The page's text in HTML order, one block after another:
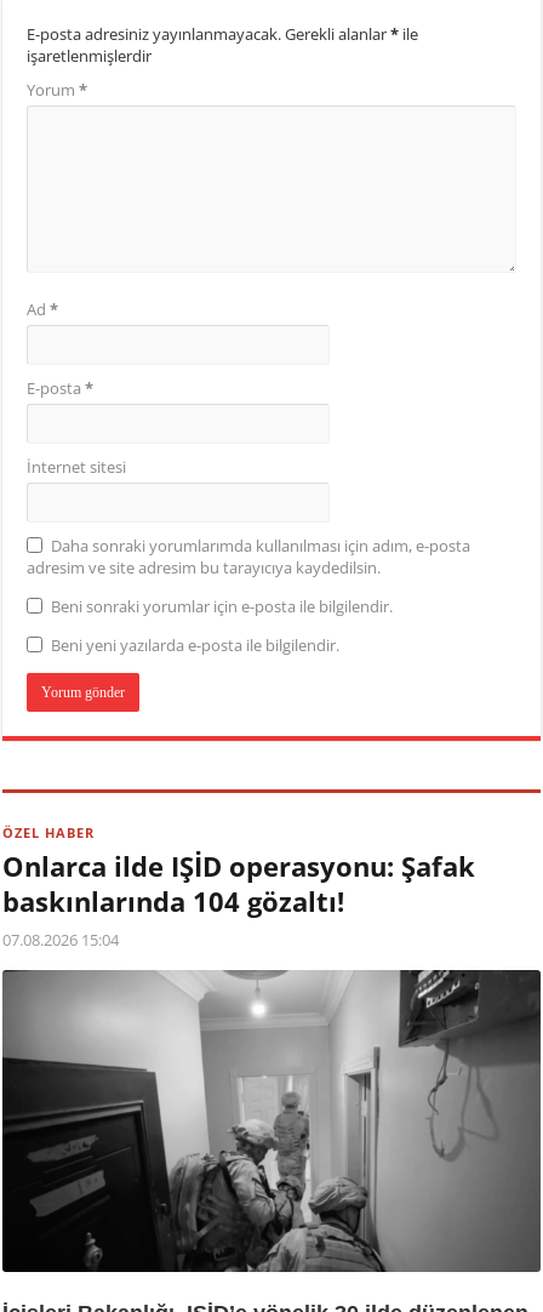
E-posta adresiniz yayınlanmayacak.Gerekli alanlar* ile
işaretlenmişlerdir
Yorum*
Ad*
E-posta*
İnternet sitesi
Daha sonraki yorumlarımda kullanılması için adım, e-posta
adresim ve site adresim bu tarayıcıya kaydedilsin.
Beni sonraki yorumlar için e-posta ile bilgilendir.
Beni yeni yazılarda e-posta ile bilgilendir.
ÖZEL HABER
Onlarca ilde IŞİD operasyonu: Şafak
baskınlarında 104 gözaltı!
07.08.2026 15:04